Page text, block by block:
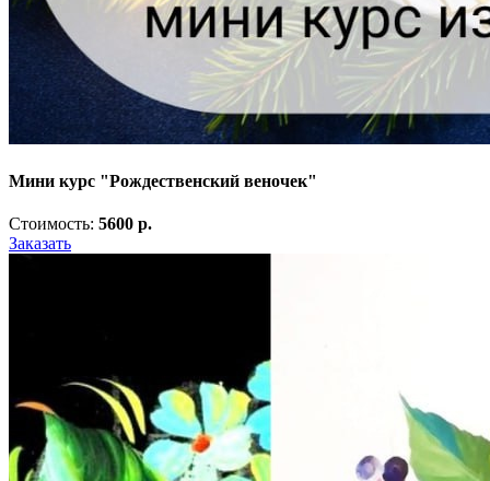
Мини курс "Рождественский веночек"
Стоимость: 5600 р.
Заказать